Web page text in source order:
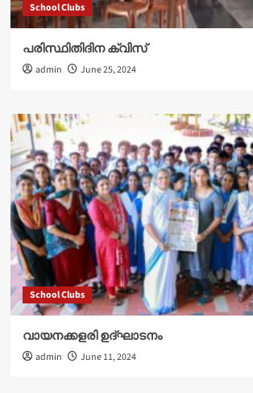
School Clubs
പരിസ്ഥിതിദിന ക്വിസ്
admin June 25, 2024
School Clubs
വായനക്കളരി ഉദ്‌ഘാടനം
admin June 11, 2024